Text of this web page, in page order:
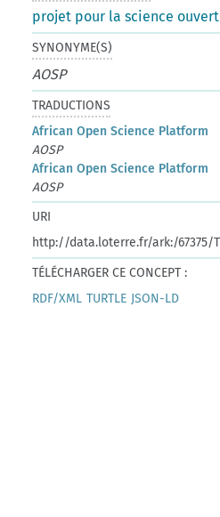
projet pour la science
SYNONYME(S)
AOSP
TRADUCTIONS
African Open Science Platform
AOSP
African Open Science Platform
AOSP
URI
http://data.loterre.fr/ark:/67375/
TÉLÉCHARGER CE CONCEPT :
RDF/XML TURTLE JSON-LD